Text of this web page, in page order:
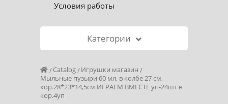
Условия работы
Категории
Catalog
Игрушки магазин
Мыльные пузыри 60 мл, в колбе 27 см,
кор.28*23*14,5см ИГРАЕМ ВМЕСТЕ уп-24шт в
кор.4уп